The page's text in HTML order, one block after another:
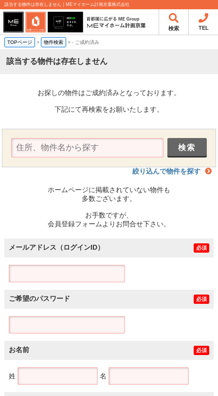
該当する物件は存在しません｜MEマイホーム計画京葉株式会社
検索 TEL
TOPページ > 物件検索 >- ご成約済み
該当する物件は存在しません
お探しの物件はご成約済みとなっております。
下記にて再検索をお願いたします。
絞り込んで物件を探す
ホームページに掲載されていない物件も
多数ございます。
お手数ですが、
会員登録フォームよりお問合せ下さい。
メールアドレス（ログインID） 必須
ご希望のパスワード 必須
お名前 必須
姓 名